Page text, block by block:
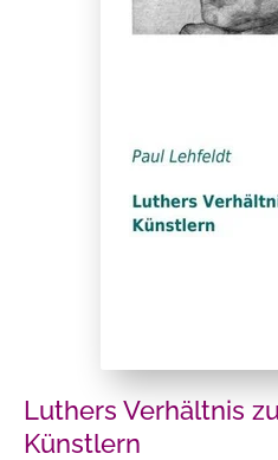
Luthers Verhältnis
Künstlern